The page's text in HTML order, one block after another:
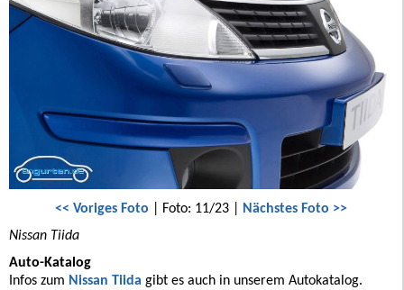
<< Voriges Foto | Foto: 11/23 | Nächstes Foto >>
Nissan Tiida
Auto-Katalog
Infos zum Nissan Tiida gibt es auch in unserem Autokatalog.